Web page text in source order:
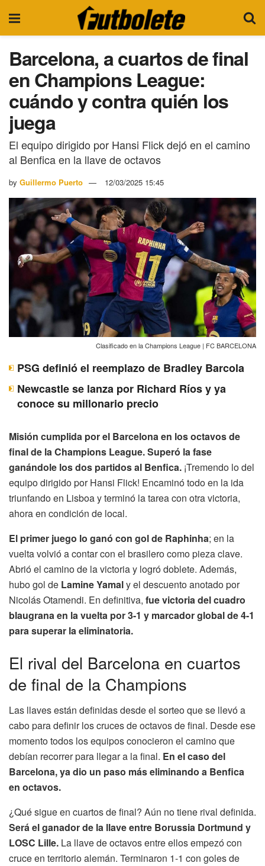
Barcelona, a cuartos de final
en Champions League:
cuándo y contra quién los
juega
El equipo dirigido por Hansi Flick dejó en el camino
al Benfica en la llave de octavos
by Guillermo Puerto 12/03/2025 15:45
Clasificado en la Champions League | FC BARCELONA
PSG definió el reemplazo de Bradley Barcola
Newcastle se lanza por Richard Ríos y ya
conoce su millonario precio
Misión cumplida por el Barcelona en los octavos de
final de la Champions League. Superó la fase
ganándole los dos partidos al Benfica. ¡Tremendo lo del
equipo dirigido por Hansi Flick! Encaminó todo en la ida
triunfando en Lisboa y terminó la tarea con otra victoria,
ahora en condición de local.
El primer juego lo ganó con gol de Raphinha; en la
vuelta volvió a contar con el brasilero como pieza clave.
Abrió el camino de la victoria y logró doblete. Además,
hubo gol de Lamine Yamaly el descuento anotado por
Nicolás Otamendi. En definitiva, fue victoria del cuadro
blaugrana en la vuelta por 3-1 y marcador global de 4-1
para superar la eliminatoria.
El rival del Barcelona en cuartos
de final de la Champions
Las llaves están definidas desde el sorteo que se llevó a
cabo para definir los cruces de octavos de final. Desde ese
momento todos los equipos conocieron el camino que
debían recorrer para llegar a la final. En el caso del
Barcelona, ya dio un paso más eliminando a Benfica
en octavos.
¿Qué sigue en cuartos de final? Aún no tiene rival definida.
Será el ganador de la llave entre Borussia Dortmund y
LOSC Lille. La llave de octavos entre ellos empezó con
cruce en territorio alemán. Terminaron 1-1 con goles de